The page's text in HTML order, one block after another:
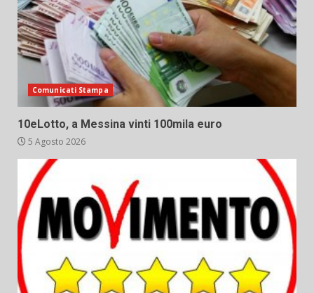
Comunicati Stampa
10eLotto, a Messina vinti 100mila euro
5 Agosto 2026